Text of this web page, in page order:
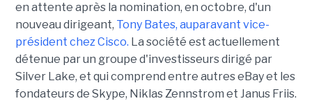
en attente après la nomination, en octobre, d'un
nouveau dirigeant, Tony Bates, auparavant vice-
président chez Cisco. La société est actuellement
détenue par un groupe d'investisseurs dirigé par
Silver Lake, et qui comprend entre autres eBay et les
fondateurs de Skype, Niklas Zennstrom et Janus Friis.